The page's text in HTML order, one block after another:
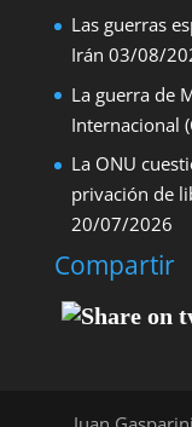
Las guerras
Irán 03/08/
La guerra de
Internacional
La ONU
privación de
20/07/2026
Compartir